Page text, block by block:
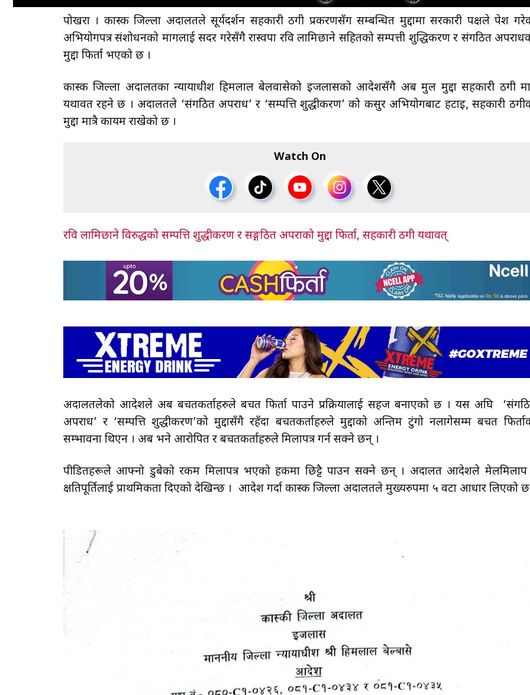
पोखरा । कास्की जिल्ला अदालतले सूर्यदर्शन सहकारी ठगी प्रकरणसँग सम्बन्धित मुद्दामा सरकारी पक्षले पेश
अभियोगपत्र संशोधनको मागलाई सदर गरेसँगै रास्वपा रवि लामिछाने सहितको सम्पत्ती शुद्धिकरण र संगठित
मुद्दा फिर्ता भएको छ ।
कास्की जिल्ला अदालतका न्यायाधीश हिमलाल बेलवासेको इजलासको आदेशसँगै अब मुल मुद्दा सहकारी ठगी
यथावत रहने छ । अदालतले ‘संगठित अपराध’ र ‘सम्पत्ति शुद्धीकरण’ को कसुर अभियोगबाट हटाइ, सहकारी
मुद्दा मात्रै कायम राखेको छ ।
Watch On
रवि लामिछाने विरुद्धको सम्पत्ति शुद्धीकरण र सङ्गठित अपराको मुद्दा फिर्ता, सहकारी ठगी यथावत्
अदालतलेको आदेशले अब बचतकर्ताहरुले बचत फिर्ता पाउने प्रक्रियालाई सहज बनाएको छ । यस अघि
अपराध’ र ‘सम्पत्ति शुद्धीकरण’को मुद्दासँगै रहँदा बचतकर्ताहरुले मुद्दाको अन्तिम टुंगो नलागेसम्म बचत
सम्भावना थिएन । अब भने आरोपित र बचतकर्ताहरुले मिलापत्र गर्न सक्ने छन् ।
पीडितहरूले आफ्नो डुबेको रकम मिलापत्र भएको हकमा छिट्टै पाउन सक्ने छन् । अदालत आदेशले मेलमिलाप
क्षतिपूर्तिलाई प्राथमिकता दिएको देखिन्छ । आदेश गर्दा कास्की जिल्ला अदालतले मुख्यरुपमा ५ वटा आधार लिएको छ